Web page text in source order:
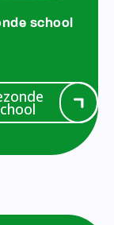
school